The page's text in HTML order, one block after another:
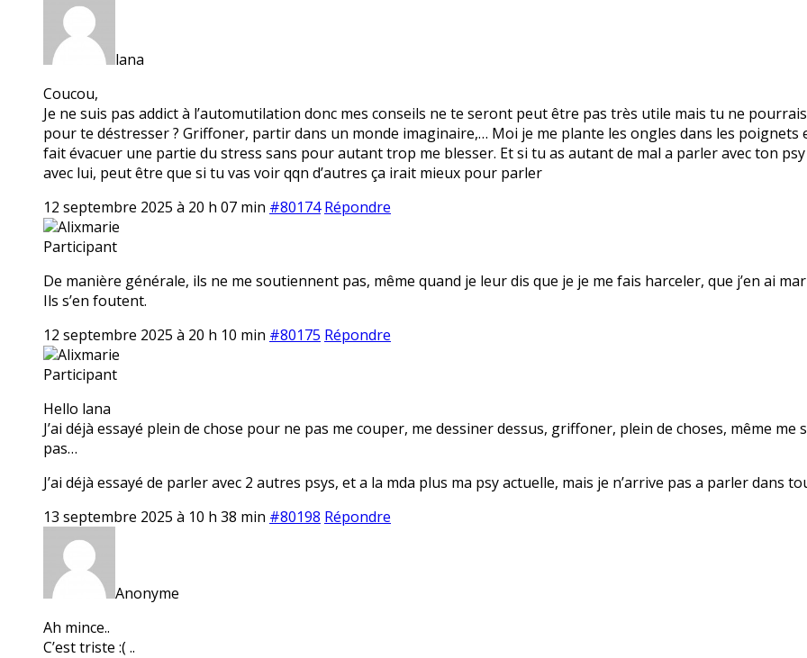
lana
Coucou,
Je ne suis pas addict à l’automutilation donc mes conseils ne te seront peut être pas très utile mais tu ne
pour te déstresser ? Griffoner, partir dans un monde imaginaire,… Moi je me plante les ongles dans les poignets
fait évacuer une partie du stress sans pour autant trop me blesser. Et si tu as autant de mal a parler avec ton
avec lui, peut être que si tu vas voir qqn d’autres ça irait mieux pour parler
12 septembre 2025 à 20 h 07 min #80174 Répondre
Alixmarie
Participant
De manière générale, ils ne me soutiennent pas, même quand je leur dis que je je me fais harceler, que j’en ai
Ils s’en foutent.
12 septembre 2025 à 20 h 10 min #80175 Répondre
Alixmarie
Participant
Hello lana
J’ai déjà essayé plein de chose pour ne pas me couper, me dessiner dessus, griffoner, plein de choses, même
pas…
J’ai déjà essayé de parler avec 2 autres psys, et a la mda plus ma psy actuelle, mais je n’arrive pas a parler dans
13 septembre 2025 à 10 h 38 min #80198 Répondre
Anonyme
Ah mince..
C’est triste :( ..